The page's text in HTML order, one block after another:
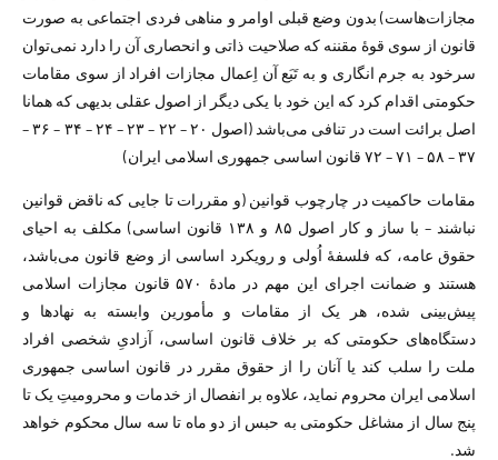
مجازات‌هاست) بدون وضع قبلی اوامر و مناهی فردی اجتماعی به صورت
قانون از سوی قوهٔ مقننه که صلاحیت ذاتی و انحصاری آن را دارد نمی‌توان
سرخود به جرم انگاری و به تَبَع آن اِعمال مجازات افراد از سوی مقامات
حکومتی اقدام کرد که این خود با یکی دیگر از اصول عقلی بدیهی که همانا
اصل برائت است در تنافی می‌باشد (اصول ۲۰ – ۲۲ – ۲۳ – ۲۴ – ۳۴ – ۳۶ –
۳۷ – ۵۸ – ۷۱ – ۷۲ قانون اساسی جمهوری اسلامی ایران)
مقامات حاکمیت در چارچوب قوانین (و مقررات تا جایی که ناقض قوانین
نباشند – با ساز و کار اصول ۸۵ و ۱۳۸ قانون اساسی) مکلف به احیای
حقوق عامه، که فلسفهٔ اُولی و رویکرد اساسی از وضع قانون می‌باشد،
هستند و ضمانت اجرای این مهم در مادهٔ ۵۷۰ قانون مجازات اسلامی
پیش‌بینی شده، هر یک از مقامات و مأمورین وابسته به نهاد‌ها و
دستگاه‌های حکومتی که بر خلاف قانون اساسی، آزادیِ شخصی افراد
ملت را سلب کند یا آنان را از حقوق مقرر در قانون اساسی جمهوری
اسلامی ایران محروم نماید، علاوه بر انفصال از خدمات و محرومیتِ یک تا
پنج سال از مشاغل حکومتی به حبس از دو ماه تا سه سال محکوم خواهد
شد.